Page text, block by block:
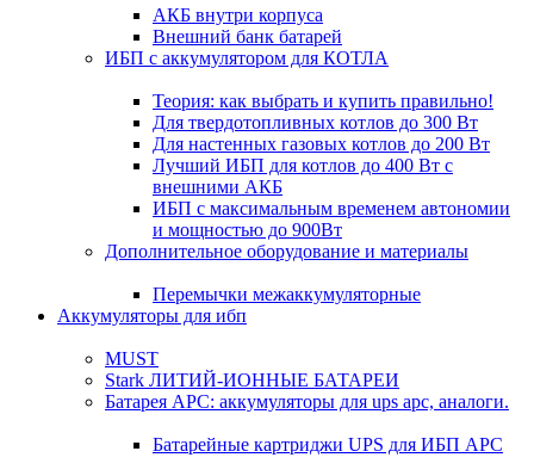
АКБ внутри корпуса
Внешний банк батарей
ИБП с аккумулятором для КОТЛА
Теория: как выбрать и купить правильно!
Для твердотопливных котлов до 300 Вт
Для настенных газовых котлов до 200 Вт
Лучший ИБП для котлов до 400 Вт с
внешними АКБ
ИБП с максимальным временем автономии
и мощностью до 900Вт
Дополнительное оборудование и материалы
Перемычки межаккумуляторные
Аккумуляторы для ибп
MUST
Stark ЛИТИЙ-ИОННЫЕ БАТАРЕИ
Батарея APC: аккумуляторы для ups apc, аналоги.
Батарейные картриджи UPS для ИБП APC